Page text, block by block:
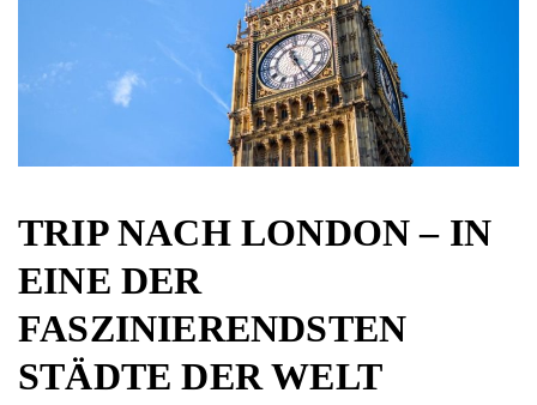
TRIP NACH LONDON – IN
EINE DER
FASZINIERENDSTEN
STÄDTE DER WELT